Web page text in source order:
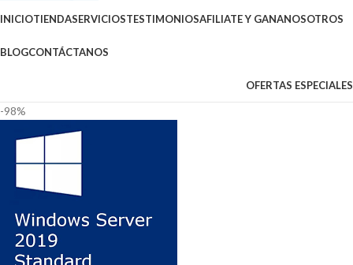
INICIOTIENDASERVICIOSTESTIMONIOSAFILIATE Y GANANOSOTROS
BLOGCONTÁCTANOS
OFERTAS ESPECIALES
-98%